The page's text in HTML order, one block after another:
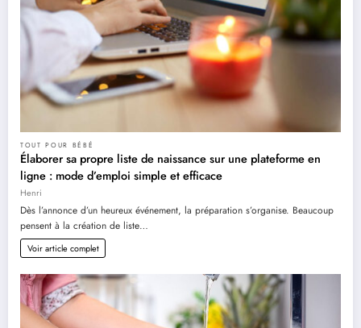
TOUT POUR BÉBÉ
Élaborer sa propre liste de naissance sur une plateforme en
ligne : mode d’emploi simple et efficace
Henri
Dès l’annonce d’un heureux événement, la préparation s’organise. Beaucoup
pensent à la création de liste…
Voir article complet